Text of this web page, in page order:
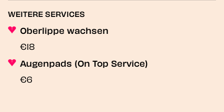
WEITERE SERVICES
Oberlippe wachsen
€18
Augenpads (On Top Service)
€6